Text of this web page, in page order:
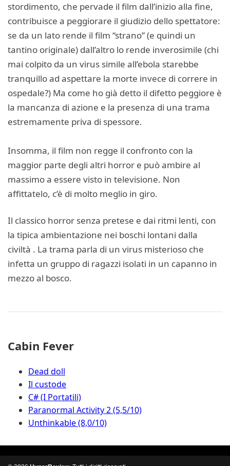
stordimento, che pervade il film dall’inizio alla fine,
contribuisce a peggiorare il giudizio dello spettatore:
se da un lato rende il film “strano” (e quindi un
tantino originale) dall’altro lo rende inverosimile (chi
mai colpito da un virus simile all’ebola starebbe
tranquillo ad aspettare la morte invece di correre in
ospedale?) Ma come ho già detto il difetto peggiore è
la mancanza di azione e la presenza di una trama
estremamente priva di spessore.
Insomma, il film non regge il confronto con la
maggior parte degli altri horror e può ambire al
massimo a essere visto in televisione. Non
affittatelo, c’è di molto meglio in giro.
Il classico horror senza pretese e dai ritmi lenti, con
la tipica ambientazione nei boschi lontani dalla
civiltà . La trama parla di un virus misterioso che
infetta un gruppo di ragazzi isolati in un capanno in
mezzo al bosco.
Cabin Fever
Dead doll
Il custode
C# (I Portatili)
Paranormal Activity 2 (5,5/10)
Unthinkable (8,0/10)